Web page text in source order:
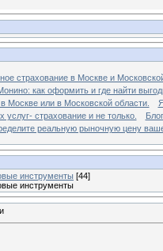
страхование в Москве и
как оформить и где найти
Москве или в Московской области.
услуг- страхование и не только.
Блог
реальную рыночную цену
инструменты [44]
инструменты